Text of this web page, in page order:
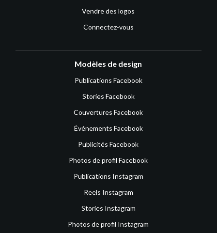
Vendre des logos
Connectez-vous
Modèles de design
Publications Facebook
Stories Facebook
Couvertures Facebook
Événements Facebook
Publicités Facebook
Photos de profil Facebook
Publications Instagram
Reels Instagram
Stories Instagram
Photos de profil Instagram